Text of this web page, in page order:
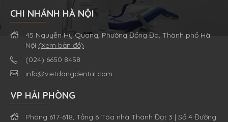
CHI NHÁNH HÀ NỘI
45 Nguyễn Hy Quang, Phường Đống Đa, Thành phố Hà
Nội (Xem bản đồ)
(024) 6650 8458
info@vietdangdental.com
VP HẢI PHÒNG
Phòng 617-618, Tầng 6 Tòa nhà Thành Đạt 3 | Số 4 Đường